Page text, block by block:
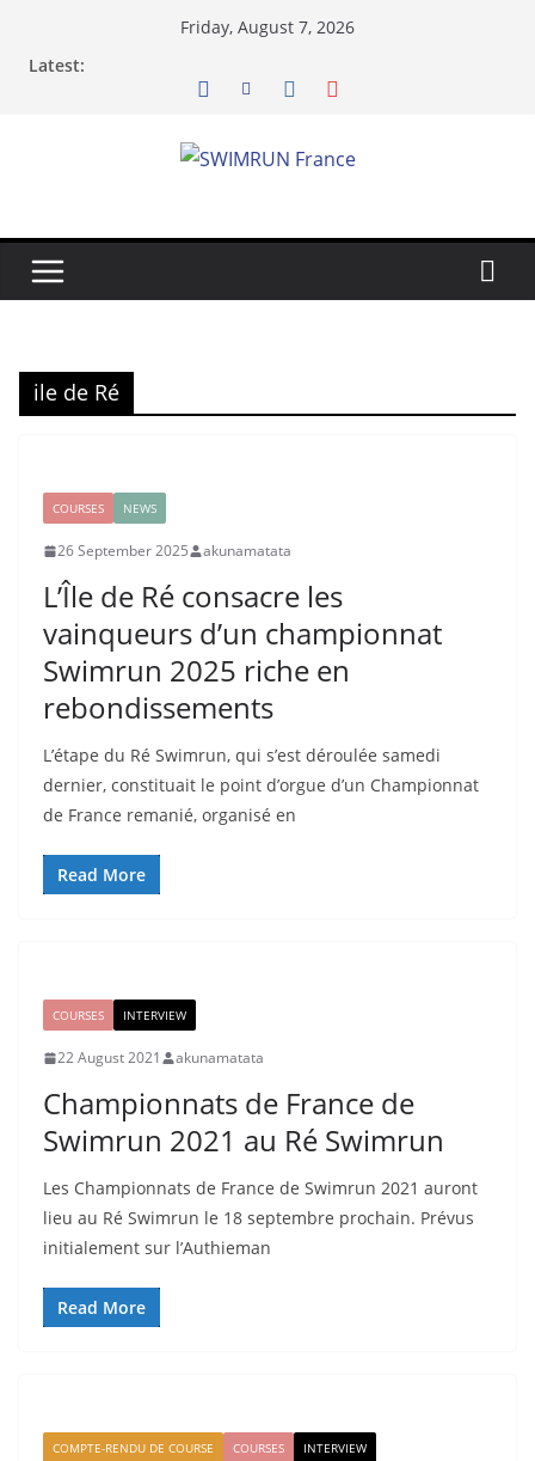
Friday, August 7, 2026
Latest:
ile de Ré
COURSES NEWS
26 September 2025 akunamatata
L’Île de Ré consacre les
vainqueurs d’un championnat
Swimrun 2025 riche en
rebondissements
L’étape du Ré Swimrun, qui s’est déroulée samedi
dernier, constituait le point d’orgue d’un Championnat
de France remanié, organisé en
Read More
COURSES INTERVIEW
22 August 2021 akunamatata
Championnats de France de
Swimrun 2021 au Ré Swimrun
Les Championnats de France de Swimrun 2021 auront
lieu au Ré Swimrun le 18 septembre prochain. Prévus
initialement sur l’Authieman
Read More
COMPTE-RENDU DE COURSE COURSES INTERVIEW